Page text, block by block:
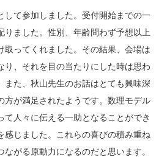
して参加しました。受付開始までの一
りました。性別、年齢問わず予想以上
取ってくれました。その結果、会場は
り、それを目の当たりにした時は思わ
また、秋山先生のお話はとても興味深
方が満足されたようです。数理モデル
人々に伝える一助となることができ
感じました。これらの喜びの積み重ね
がる原動力になるのだと思います。